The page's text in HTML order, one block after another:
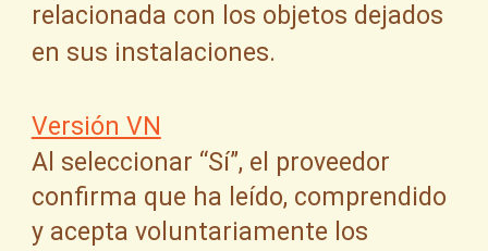
relacionada con los objetos dejados
en sus instalaciones.
Versión VN
Al seleccionar “Sí”, el proveedor
confirma que ha leído, comprendido
y acepta voluntariamente los